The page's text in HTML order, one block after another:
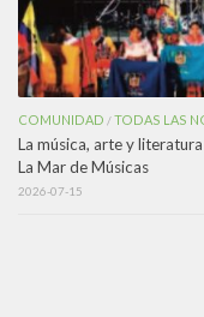
COMUNIDAD /TODAS LAS
La música, arte y
La Mar de Músicas
2026-07-15